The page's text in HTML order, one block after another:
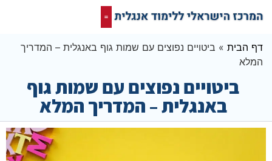
דף הבית » ביטויים נפוצים עם שמות גוף באנגלית – המדריך
המלא
ביטויים נפוצים עם שמות גוף
באנגלית – המדריך המלא